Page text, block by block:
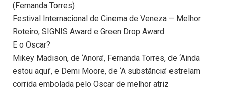
(Fernanda Torres)
⁠Festival Internacional de Cinema de Veneza – Melhor
Roteiro, SIGNIS Award e Green Drop Award
E o Oscar?
Mikey Madison, de ‘Anora’, Fernanda Torres, de ‘Ainda
estou aqui’, e Demi Moore, de ‘A substância’ estrelam
corrida embolada pelo Oscar de melhor atriz